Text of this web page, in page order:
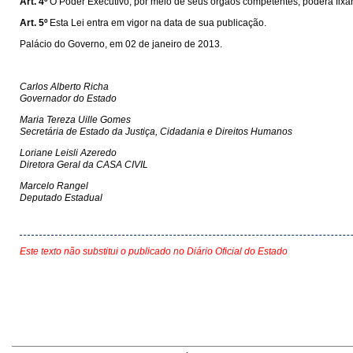
Art. 5º Esta Lei entra em vigor na data de sua publicação.
Palácio do Governo, em 02 de janeiro de 2013.
Carlos Alberto Richa
Governador do Estado
Maria Tereza Uille Gomes
Secretária de Estado da Justiça, Cidadania e Direitos Humanos
Loriane Leisli Azeredo
Diretora Geral da CASA CIVIL
Marcelo Rangel
Deputado Estadual
Este texto não substitui o publicado no Diário Oficial do Estado